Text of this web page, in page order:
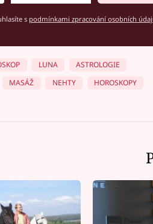
s podmínkami zpracování osobních
LUNA
ASTROLOGIE
MASÁŽ NEHTY HOROSKOPY